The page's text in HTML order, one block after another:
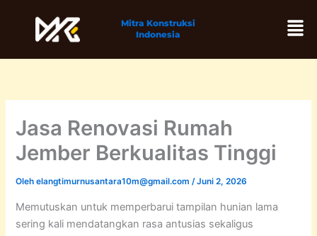
Mitra Konstruksi
Indonesia
Jasa Renovasi Rumah
Jember Berkualitas Tinggi
Olehelangtimurnusantara10m@gmail.com/Juni 2, 2026
Memutuskan untuk memperbarui tampilan hunian lama
sering kali mendatangkan rasa antusias sekaligus